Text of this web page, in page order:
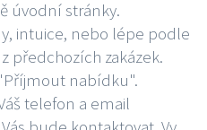
úvodní stránky.
intuice, nebo lépe podle
předchozích zakázek.
nabídku".
telefon a email